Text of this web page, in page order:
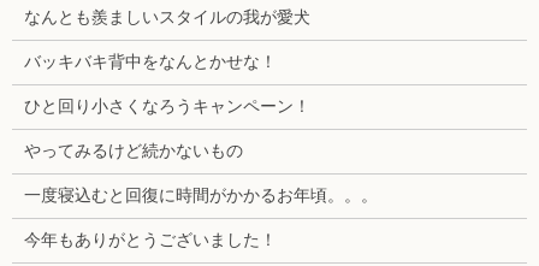
なんとも羨ましいスタイルの我が愛犬
バッキバキ背中をなんとかせな！
ひと回り小さくなろうキャンペーン！
やってみるけど続かないもの
一度寝込むと回復に時間がかかるお年頃。。。
今年もありがとうございました！